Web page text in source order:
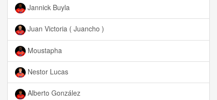
Jannick Buyla
Juan Victoria ( Juancho )
Moustapha
Nestor Lucas
Alberto González